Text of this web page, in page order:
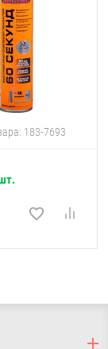
183-7693